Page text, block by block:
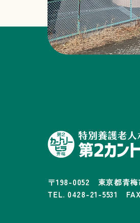
〒198-0052 東京都青梅
TEL. 0428-21-5531